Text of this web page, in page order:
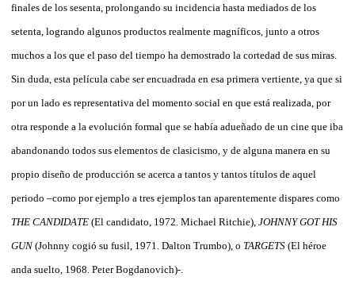
finales de los sesenta, prolongando su incidencia hasta mediados de los
setenta, logrando algunos productos realmente magníficos, junto a otros
muchos a los que el paso del tiempo ha demostrado la cortedad de sus miras.
Sin duda, esta película cabe ser encuadrada en esa primera vertiente, ya que si
por un lado es representativa del momento social en que está realizada, por
otra responde a la evolución formal que se había adueñado de un cine que iba
abandonando todos sus elementos de clasicismo, y de alguna manera en su
propio diseño de producción se acerca a tantos y tantos títulos de aquel
periodo –como por ejemplo a tres ejemplos tan aparentemente dispares como
THE CANDIDATE (El candidato, 1972. Michael Ritchie), JOHNNY GOT HIS
GUN (Johnny cogió su fusil, 1971. Dalton Trumbo), o TARGETS (El héroe
anda suelto, 1968. Peter Bogdanovich)-.